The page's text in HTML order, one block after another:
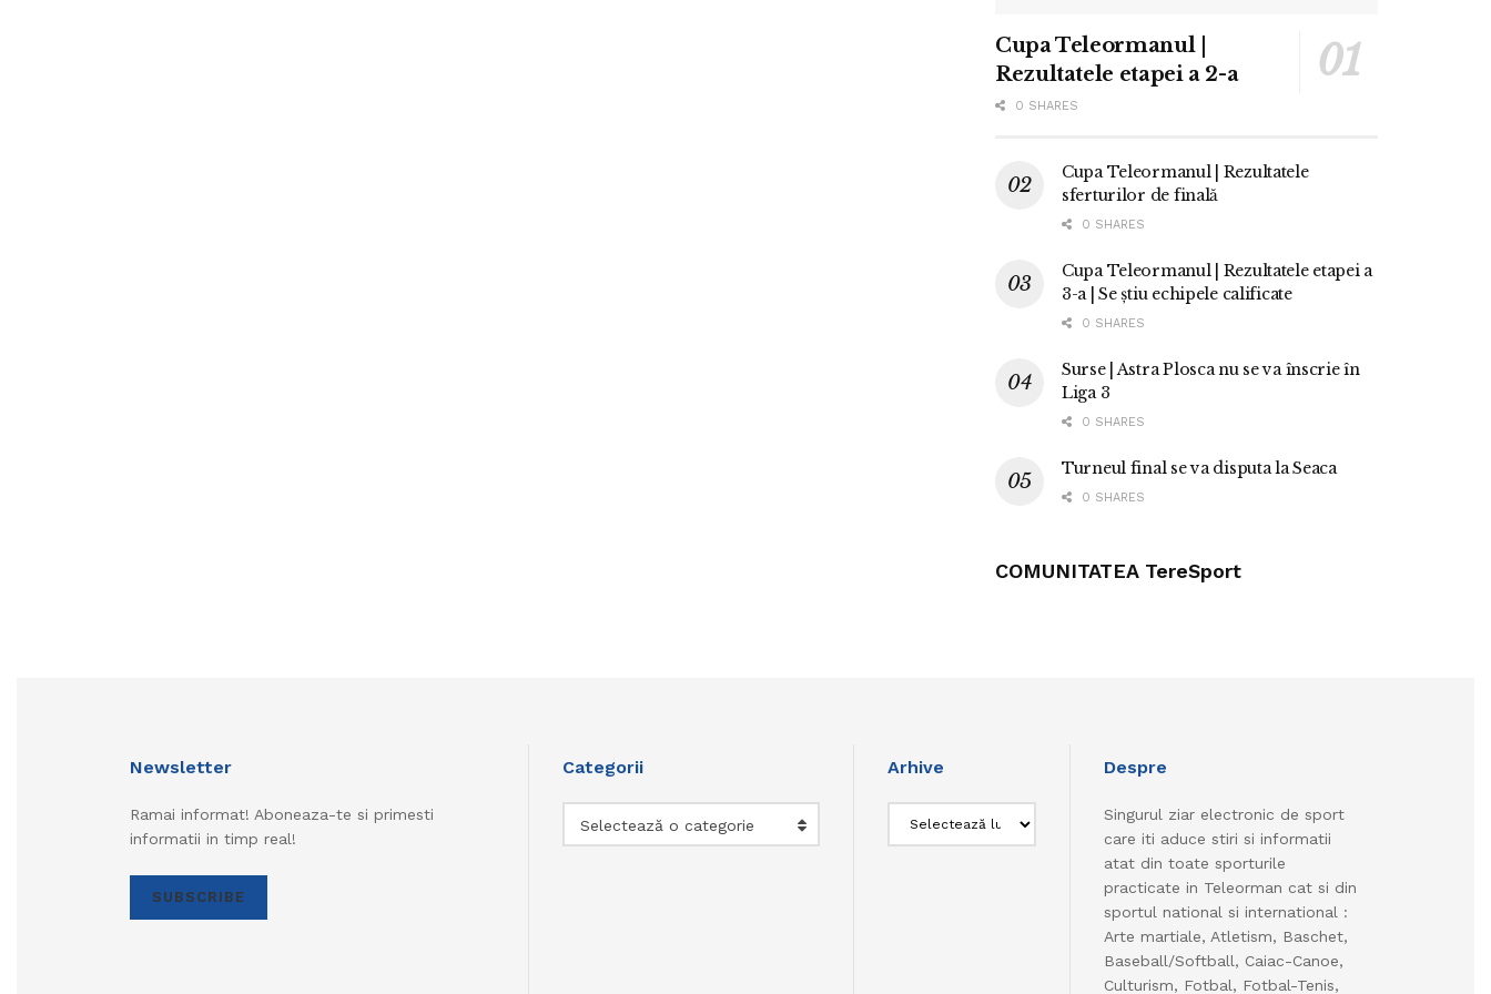
Cupa Teleormanul |
Rezultatele etapei a 2-a
0 SHARES
Cupa Teleormanul | Rezultatele
sferturilor de finală
0 SHARES
Cupa Teleormanul | Rezultatele etapei a
3-a | Se știu echipele calificate
0 SHARES
Surse | Astra Plosca nu se va înscrie în
Liga 3
0 SHARES
Turneul final se va disputa la Seaca
0 SHARES
COMUNITATEA TereSport
Newsletter
Ramai informat! Aboneaza-te si primesti
informatii in timp real!
SUBSCRIBE
Categorii
Selectează o categorie
Arhive Despre
Singurul ziar electronic de sport
care iti aduce stiri si informatii
atat din toate sporturile
practicate in Teleorman cat si din
sportul national si international :
Arte martiale, Atletism, Baschet,
Baseball/Softball, Caiac-Canoe,
Culturism, Fotbal, Fotbal-Tenis,